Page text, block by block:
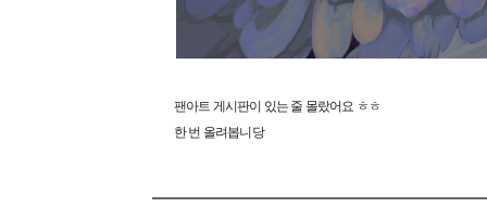
팬아트 게시판이 있는 줄 몰랐어요 ㅎㅎ
한 번 올려봅니당